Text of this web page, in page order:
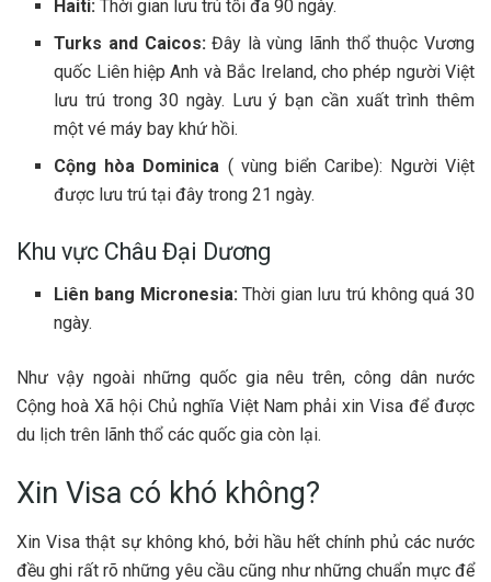
Haiti:Thời gian lưu trú tối đa 90 ngày.
Turks and Caicos:Đây là vùng lãnh thổ thuộc Vương
quốc Liên hiệp Anh và Bắc Ireland, cho phép người Việt
lưu trú trong 30 ngày. Lưu ý bạn cần xuất trình thêm
một vé máy bay khứ hồi.
Cộng hòa Dominica ( vùng biển Caribe): Người Việt
được lưu trú tại đây trong 21 ngày.
Khu vực Châu Đại Dương
Liên bang Micronesia:Thời gian lưu trú không quá 30
ngày.
Như vậy ngoài những quốc gia nêu trên, công dân nước
Cộng hoà Xã hội Chủ nghĩa Việt Nam phải xin Visa để được
du lịch trên lãnh thổ các quốc gia còn lại.
Xin Visa có khó không?
Xin Visa thật sự không khó, bởi hầu hết chính phủ các nước
đều ghi rất rõ những yêu cầu cũng như những chuẩn mực để